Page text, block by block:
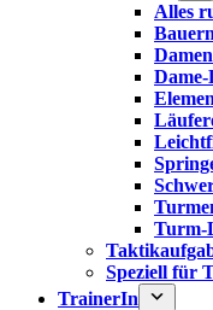
Alles
Turm-
Speziell für
TrainerIn